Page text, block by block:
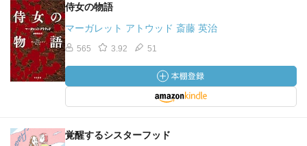
侍女の物語
マーガレット アトウッド 斎藤 英治
565 3.92 51
覚醒するシスターフッド